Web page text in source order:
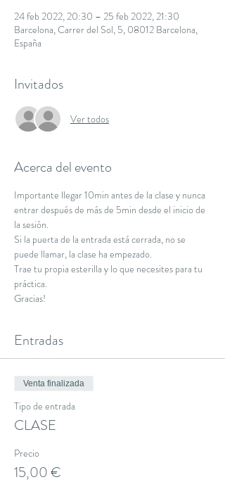
24 feb 2022, 20:30 – 25 feb 2022, 21:30
Barcelona, Carrer del Sol, 5, 08012 Barcelona,
España
Invitados
Ver todos
Acerca del evento
Importante llegar 10min antes de la clase y nunca
entrar después de más de 5min desde el inicio de
la sesión.
Si la puerta de la entrada está cerrada, no se
puede llamar, la clase ha empezado.
Trae tu propia esterilla y lo que necesites para tu
práctica.
Gracias!
Entradas
Venta finalizada
Tipo de entrada
CLASE
Precio
15,00 €